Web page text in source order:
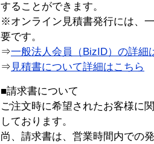
することができます。
※オンライン見積書発行には、
要です。
⇒一般法人会員（BizID）の詳細
⇒ 見積書について詳細はこちら
■請求書について
ご注文時に希望されたお客様に
しております。
尚、請求書は、営業時間内での